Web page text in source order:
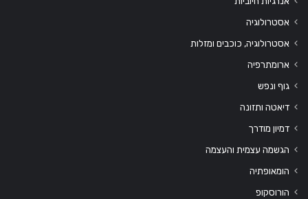
אסטרולוגיה
אסטרולוגיה, כוכבים ומזלות
ארומתרפיה
גוף ונפש
דיאטה ותזונה
דמיון מודרך
הגשמה עצמית והעצמה
הומאופתיה
הורוסקופ